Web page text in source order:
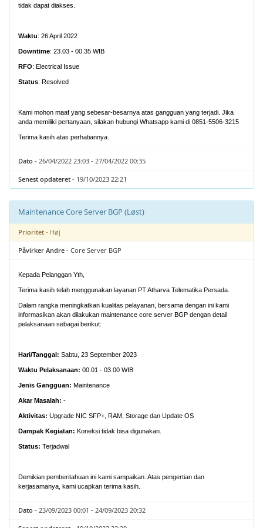
tidak dapat diakses.
Waktu: 26 April 2022
Downtime: 23.03 - 00.35 WIB
RFO: Electrical Issue
Status: Resolved
Kami mohon maaf yang sebesar-besarnya atas gangguan yang terjadi. Jika
anda memiliki pertanyaan, silakan hubungi Whatsapp kami di 0851-5506-3215
Terima kasih atas perhatiannya.
Dato - 26/04/2022 23:03 - 27/04/2022 00:35
Senest opdateret - 19/10/2023 22:21
Maintenance Core Server BGP (Løst)
Prioritet - Høj
Påvirker Andre - Core Server BGP
Kepada Pelanggan Yth,
Terima kasih telah menggunakan layanan PT Atharva Telematika Persada.
Dalam rangka meningkatkan kualitas pelayanan, bersama dengan ini kami
informasikan akan dilakukan maintenance core server BGP dengan detail
pelaksanaan sebagai berikut:
Hari/Tanggal: Sabtu, 23 September 2023
Waktu Pelaksanaan: 00.01 - 03.00 WIB
Jenis Gangguan: Maintenance
Akar Masalah: -
Aktivitas: Upgrade NIC SFP+, RAM, Storage dan Update OS
Dampak Kegiatan: Koneksi tidak bisa digunakan.
Status: Terjadwal
Demikian pemberitahuan ini kami sampaikan. Atas pengertian dan
kerjasamanya, kami ucapkan terima kasih.
Dato - 23/09/2023 00:01 - 24/09/2023 20:32